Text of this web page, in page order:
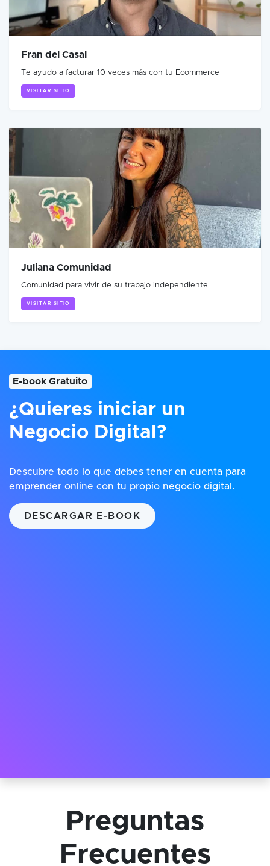
Fran del Casal
Te ayudo a facturar 10 veces más con tu Ecommerce
VISITAR SITIO
Juliana Comunidad
Comunidad para vivir de su trabajo independiente
VISITAR SITIO
E-book Gratuito
¿Quieres iniciar un
Negocio Digital?
Descubre todo lo que debes tener en cuenta para
emprender online con tu propio negocio digital.
DESCARGAR E-BOOK
Preguntas
Frecuentes